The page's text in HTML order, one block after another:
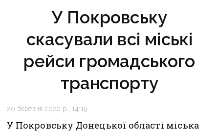
У Покровську
скасували всі міські
рейси громадського
транспорту
20 березня 2020 р., 14:19
У Покровську Донецької області міська